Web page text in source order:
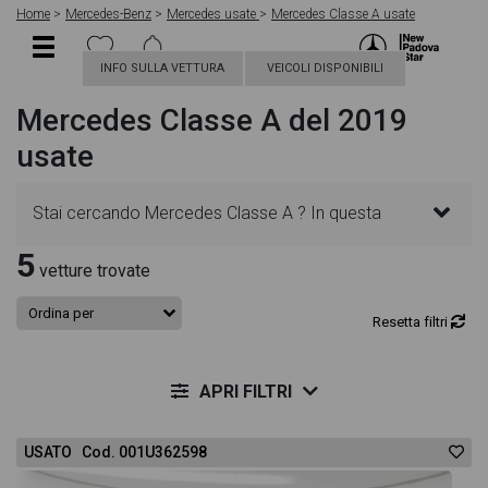
Home Mercedes-Benz Mercedes usate Mercedes Classe A usate
INFO SULLA VETTURA VEICOLI DISPONIBILI
Mercedes Classe A del 2019
usate
Stai cercando Mercedes Classe A ? In questa
pagina troverai le migliori offerte per acquistare un
veicolo Mercedes usato. Le schede veicolo sono
5 vetture trovate
Resetta filtri
APRI FILTRI
USATO Cod. 001U362598